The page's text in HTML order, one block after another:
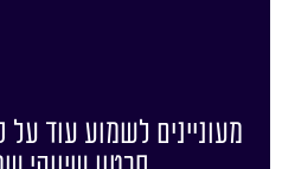
מעוניינים לשמוע עוד על